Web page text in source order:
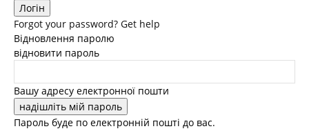
Forgot your password? Get help
Відновлення паролю
відновити пароль
Вашу адресу електронної пошти
Пароль буде по електронній пошті до вас.